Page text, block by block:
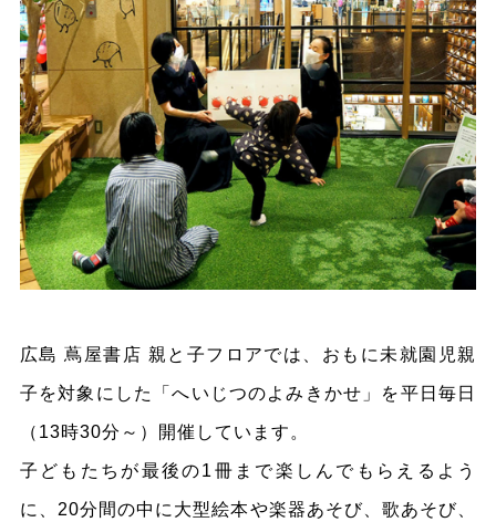
広島 蔦屋書店 親と子フロアでは、おもに未就園児親
子を対象にした「へいじつのよみきかせ」を平日毎日
（13時30分～）開催しています。
子どもたちが最後の1冊まで楽しんでもらえるよう
に、20分間の中に大型絵本や楽器あそび、歌あそび、